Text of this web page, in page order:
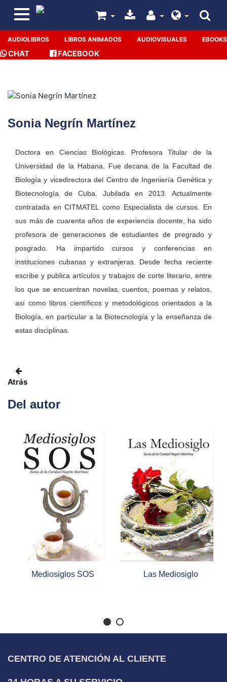
AUDIOLIBROS LIBROS ANIMADOS AUDIOVISUALES EBOOKS
CHAT FACEBOOK
Sonia Negrín Martínez
Doctora en Ciencias Biológicas. Profesora Titular de la
Universidad de la Habana. Fue decana de la Facultad de
Biología y vicedirectora del Centro de Ingeniería Genética y
Biotecnología de Cuba. Jubilada en 2013. Actualmente
contratada en CITMATEL como Especialista de cursos. En
sus más de cuarenta años de experiencia docente, ha sido
profesora de generaciones de estudiantes de pregrado y
posgrado. Ha impartido cursos y conferencias en
instituciones cubanas y extranjeras. Desde fecha reciente
escribe y publica artículos y trabajos de corte literario, entre
los que se encuentran novelas, cuentos, poemas y relatos,
así como libros científicos y metodológicos orientados a la
Biología, en particular a la Biotecnología y la enseñanza de
estas disciplinas.
Atrás
Del autor
Mediosiglos SOS Las Mediosiglo
CENTRO DE ATENCIÓN AL CLIENTE